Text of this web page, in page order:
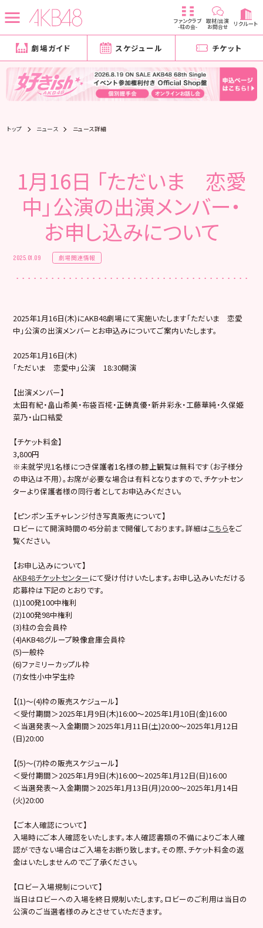
ファンクラブ
-柱の会-
取材/出演
お問合せ リクルート
劇場ガイド スケジュール チケット
トップ ニュース ニュース詳細
1月16日 「ただいま 恋愛
中」公演の出演メンバー・
お申し込みについて
2025.01.09 劇場関連情報
2025年1月16日(木)にAKB48劇場にて実施いたします「ただいま 恋愛
中」公演の出演メンバーとお申込みについてご案内いたします。
2025年1月16日(木)
「ただいま 恋愛中」公演 18:30開演
【出演メンバー】
太田有紀・畠山希美・布袋百椛・正鋳真優・新井彩永・工藤華純・久保姫
菜乃・山口結愛
【チケット料金】
3,800円
※未就学児1名様につき保護者1名様の膝上観覧は無料です（お子様分
の申込は不用）。お席が必要な場合は有料となりますので、チケットセン
ターより保護者様の同行者としてお申込みください。
【ピンポン玉チャレンジ付き写真販売について】
ロビーにて開演時間の45分前まで開催しております。詳細はこちらをご
覧ください。
【お申し込みについて】
AKB48チケットセンター にて受け付けいたします。お申し込みいただける
応募枠は下記のとおりです。
(1)100発100中権利
(2)100発98中権利
(3)柱の会会員枠
(4)AKB48グループ映像倉庫会員枠
(5)一般枠
(6)ファミリーカップル枠
(7)女性小中学生枠
【(1)～(4)枠の販売スケジュール】
＜受付期間＞2025年1月9日(木)16:00～2025年1月10日(金)16:00
＜当選発表～入金期間＞2025年1月11日(土)20:00～2025年1月12日
(日)20:00
【(5)～(7)枠の販売スケジュール】
＜受付期間＞2025年1月9日(木)16:00～2025年1月12日(日)16:00
＜当選発表～入金期間＞2025年1月13日(月)20:00～2025年1月14日
(火)20:00
【ご本人確認について】
入場時にご本人確認をいたします。本人確認書類の不備によりご本人確
認ができない場合はご入場をお断り致します。その際、チケット料金の返
金はいたしませんのでご了承ください。
【ロビー入場規制について】
当日はロビーへの入場を終日規制いたします。ロビーのご利用は当日の
公演のご当選者様のみとさせていただきます。